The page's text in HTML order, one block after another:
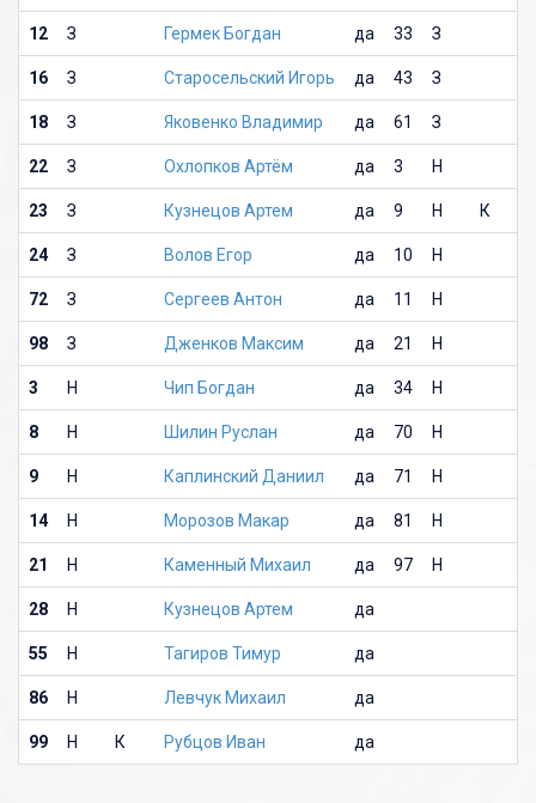
12 З Гермек Богдан да 33 З
16 З Старосельский Игорь да 43 З
18 З Яковенко Владимир да 61 З
22 З Охлопков Артём да 3 Н
23 З Кузнецов Артем да 9 Н К
24 З Волов Егор да 10 Н
72 З Сергеев Антон да 11 Н
98 З Дженков Максим да 21 Н
3 Н Чип Богдан да 34 Н
8 Н Шилин Руслан да 70 Н
9 Н Каплинский Даниил да 71 Н
14 Н Морозов Макар да 81 Н
21 Н Каменный Михаил да 97 Н
28 Н Кузнецов Артем да
55 Н Тагиров Тимур да
86 Н Левчук Михаил да
99 Н К Рубцов Иван да